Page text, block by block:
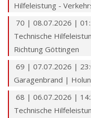
Hilfeleistung -
70 | 08.07.2026 |
Technische
Richtung Göttingen
69 | 07.07.2026 |
Garagenbrand |
68 | 06.07.2026 |
Technische